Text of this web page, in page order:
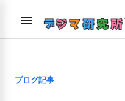
menu
ブログ記事